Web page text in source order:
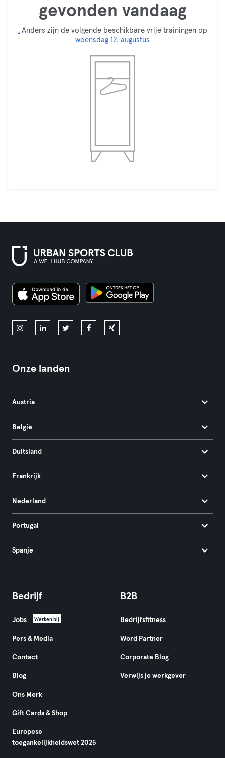
gevonden vandaag
. Anders zijn de volgende beschikbare vrije trainingen op
woensdag 12. augustus
Onze landen
Austria
België
Duitsland
Frankrijk
Nederland
Portugal
Spanje
Bedrijf
Jobs Werken bij
Pers & Media
Contact
Blog
Ons Merk
Gift Cards & Shop
Europese
toegankelijkheidswet 2025
B2B
Bedrijfsfitness
Word Partner
Corporate Blog
Verwijs je werkgever